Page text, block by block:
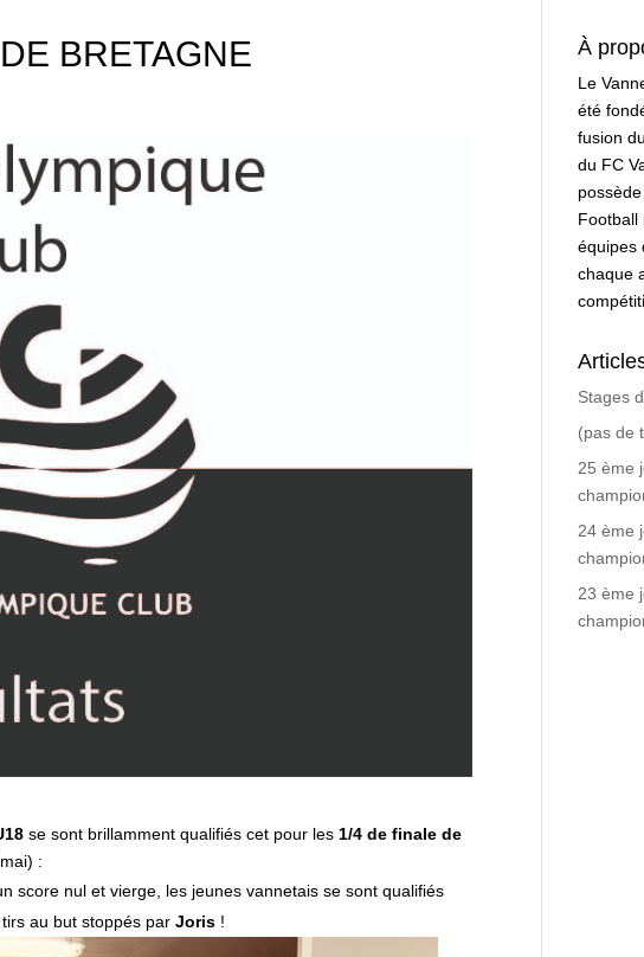
BRETAGNE
se sont brillamment qualifiés cet pour les 1/4 de finale de
:
score nul et vierge, les jeunes vannetais se sont qualifiés
au but stoppés parJoris !
À
Le
été
fusion
du FC
Football
équipes
chaque
Stages
(pas de
25 ème
24 ème
23 ème